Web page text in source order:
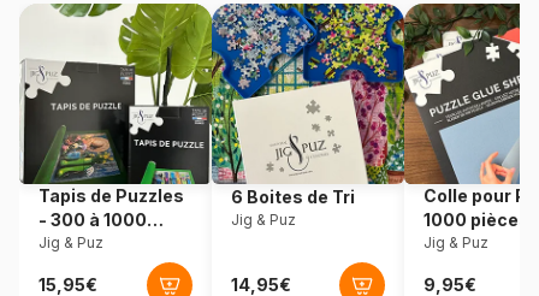
Bluebird-Puzzle-F-91205
EAN 3663384912054
Nombre de pièces 1000 pièces
Dimensions 69 x 48 cm
Matière primaire
Tapis de Puzzles
- 300 à 1000
pièces
Jig & Puz
6 Boites de Tri
Jig & Puz
Colle pour
1000 pièces
Jig & Puz